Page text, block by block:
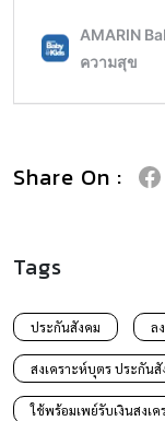
Share On :
Tags
ประกันสังคม ล
สงเคราะห์บุตร ประกันสั
ใช้พร้อมเพย์รับเงินสงเ